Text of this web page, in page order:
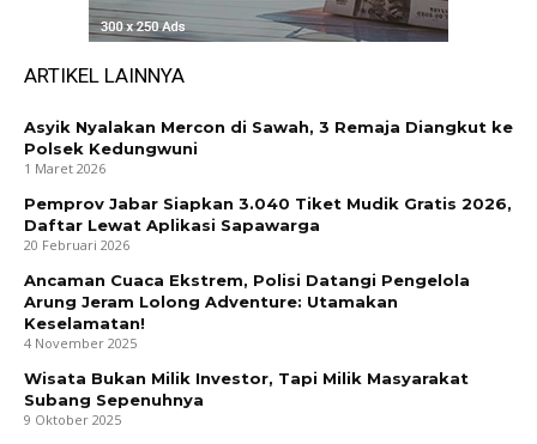
ARTIKEL LAINNYA
Asyik Nyalakan Mercon di Sawah, 3 Remaja Diangkut ke
Polsek Kedungwuni
1 Maret 2026
Pemprov Jabar Siapkan 3.040 Tiket Mudik Gratis 2026,
Daftar Lewat Aplikasi Sapawarga
20 Februari 2026
Ancaman Cuaca Ekstrem, Polisi Datangi Pengelola
Arung Jeram Lolong Adventure: Utamakan
Keselamatan!
4 November 2025
Wisata Bukan Milik Investor, Tapi Milik Masyarakat
Subang Sepenuhnya
9 Oktober 2025